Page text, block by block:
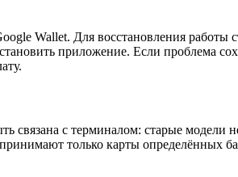
Wallet. Для восстановления
приложение. Если проблема
связана с терминалом: старые модели
только карты определённых